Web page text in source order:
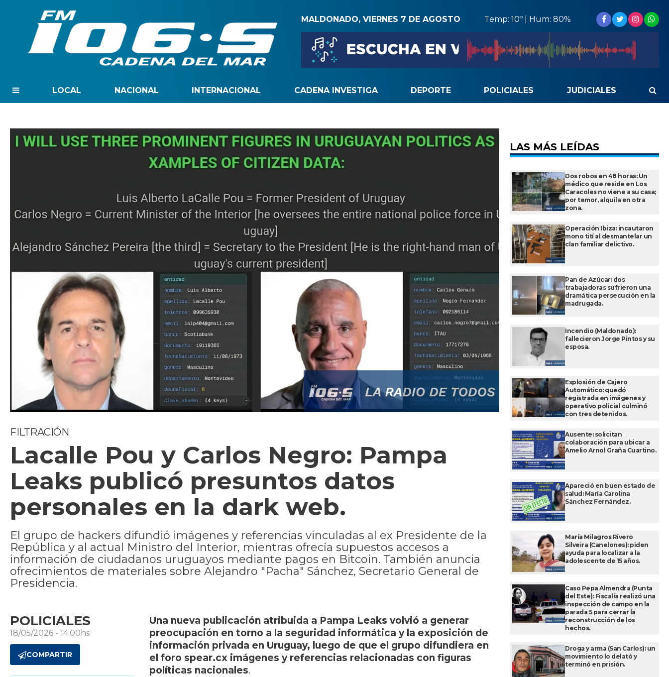
MALDONADO, VIERNES 7 DE AGOSTO Temp: 10º | Hum: 80%
LOCAL NACIONAL INTERNACIONAL CADENA INVESTIGA DEPORTE POLICIALES JUDICIALES
FILTRACIÓN
Lacalle Pou y Carlos Negro: Pampa
Leaks publicó presuntos datos
personales en la dark web.
El grupo de hackers difundió imágenes y referencias vinculadas al ex Presidente de la
República y al actual Ministro del Interior, mientras ofrecía supuestos accesos a
información de ciudadanos uruguayos mediante pagos en Bitcoin. También anuncia
ofrecimientos de materiales sobre Alejandro "Pacha" Sánchez, Secretario General de
Presidencia.
POLICIALES
18/05/2026 - 14:00hs
COMPARTIR
Una nueva publicación atribuida a Pampa Leaks volvió a generar
preocupación en torno a la seguridad informática y la exposición de
información privada en Uruguay, luego de que el grupo difundiera en
el foro spear.cx imágenes y referencias relacionadas con figuras
políticas nacionales.
LAS MÁS LEÍDAS
Dos robos en 48 horas: Un
médico que reside en Los
Caracoles no viene a su casa;
por temor, alquila en otra
zona.
Operación Ibiza: incautaron
mono tití al desmantelar un
clan familiar delictivo.
Pan de Azúcar: dos
trabajadoras sufrieron una
dramática persecución en la
madrugada.
Incendio (Maldonado):
fallecieron Jorge Pintos y su
esposa.
Explosión de Cajero
Automático: quedó
registrada en imágenes y
operativo policial culminó
con tres detenidos.
Ausente: solicitan
colaboración para ubicar a
Amelio Arnol Graña Cuartino.
Apareció en buen estado de
salud: María Carolina
Sánchez Fernández.
María Milagros Rivero
Silveira (Canelones): piden
ayuda para localizar a la
adolescente de 15 años.
Caso Pepa Almendra (Punta
del Este): Fiscalía realizó una
inspección de campo en la
parada 5 para cerrar la
reconstrucción de los
hechos.
Droga y arma (San Carlos): un
movimiento lo delató y
terminó en prisión.